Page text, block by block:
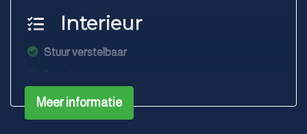
Interieur
Stuur verstelbaar
Meer informatie